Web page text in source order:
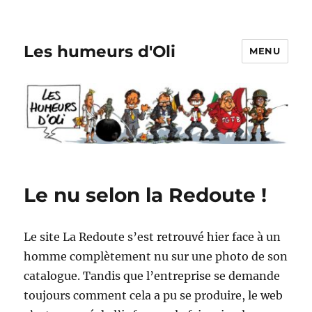
Les humeurs d'Oli MENU
Le nu selon la Redoute !
Le site La Redoute s’est retrouvé hier face à un
homme complètement nu sur une photo de son
catalogue. Tandis que l’entreprise se demande
toujours comment cela a pu se produire, le web